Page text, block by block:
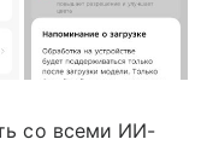
со всеми ИИ-